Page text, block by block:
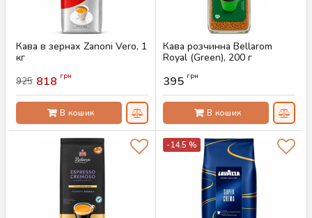
Кава в зернах Zanoni Vero, 1
кг
925 818 грн
В кошик
Кава розчинна Bellarom
Royal (Green), 200 г
395 грн
В кошик
-14.5 %